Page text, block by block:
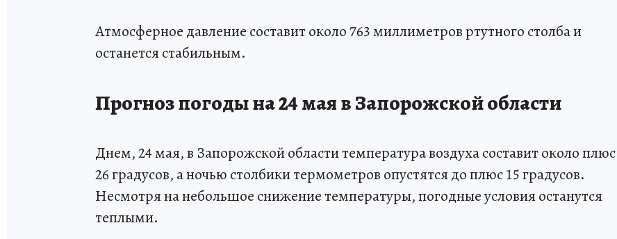
Атмосферное давление составит около 763 миллиметров ртутного столба и
останется стабильным.
Прогноз погоды на 24 мая в Запорожской области
Днем, 24 мая, в Запорожской области температура воздуха составит около плюс
26 градусов, а ночью столбики термометров опустятся до плюс 15 градусов.
Несмотря на небольшое снижение температуры, погодные условия останутся
теплыми.